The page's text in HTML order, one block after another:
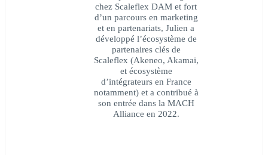
chez Scaleflex DAM et fort
d’un parcours en marketing
et en partenariats, Julien a
développé l’écosystème de
partenaires clés de
Scaleflex (Akeneo, Akamai,
et écosystème
d’intégrateurs en France
notamment) et a contribué à
son entrée dans la MACH
Alliance en 2022.